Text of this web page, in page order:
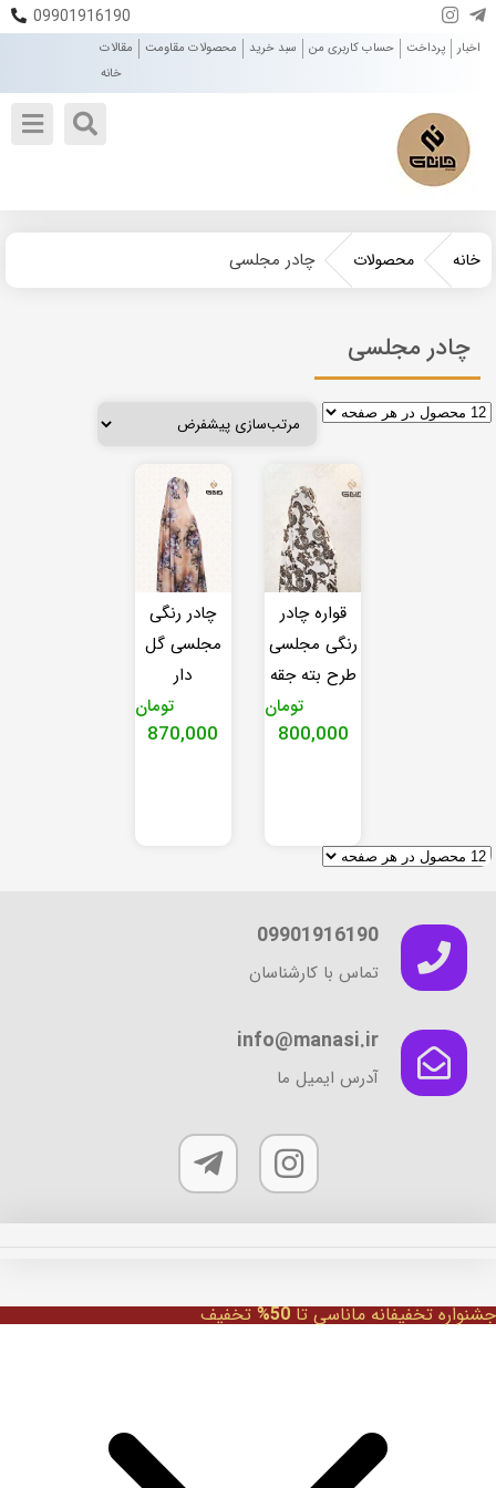
09901916190
اخبار پرداخت حساب کاربری من سبد خرید محصولات مقاومت
مقالات
خانه
خانه محصولات چادر مجلسی
چادر مجلسی
قواره چادر
رنگی مجلسی
طرح بته جقه
تومان
800,000
چادر رنگی
مجلسی گل
دار
تومان
870,000
09901916190
تماس با کارشناسان
info@manasi.ir
آدرس ایمیل ما
جشنواره تخفیفانه ماناسی تا50% تخفیف